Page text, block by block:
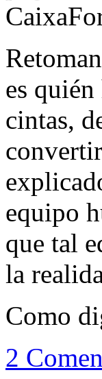
es
cintas,
equipo
que tal
la
Como
2